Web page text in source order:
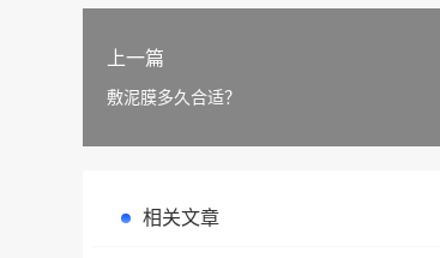
上一篇
敷泥膜多久合适？
相关文章